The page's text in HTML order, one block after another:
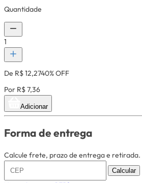
Quantidade
1
De R$ 12,2740% OFF
Por R$ 7,36
Adicionar
Forma de entrega
Calcule frete, prazo de entrega e retirada.
Calcular